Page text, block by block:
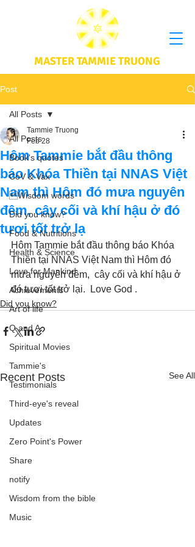
MASTER TAMMIE TRUONG
Post
All Posts
Book's quotes
CoV & Vax
Wisdom words
Did you know?
Food & Nutritions
Health & Science
Love for Mankind
Achievements
Art of life
Q and A
Spiritual Movies
Tammie's
Testimonials
Third-eye's reveal
Updates
Zero Point's Power
Share
notify
Wisdom from the bible
Music
All Posts
Hôm Tammie bắt đầu thông
báo Khóa Thiền tại NNAS Việt
Nam thì Hôm đó mưa nguyên
đêm, cây cối và khí hậu ở đó
tươi tốt trở lạ
Tammie Truong
Feb 28
Hôm Tammie bắt đầu thông báo Khóa
Thiền tại NNAS Việt Nam thì Hôm đó
mưa nguyên đêm,  cây cối và khí hậu ở
đó tươi tốt trở lại.  Love God .
Did you know?
Recent Posts See All